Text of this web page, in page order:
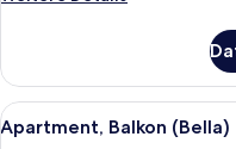
Terrasse
(Diana)
Alle
Fotos
6
Apartment, Balkon (Bella)